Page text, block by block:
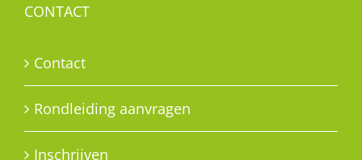
CONTACT
Contact
Rondleiding aanvragen
Inschrijven